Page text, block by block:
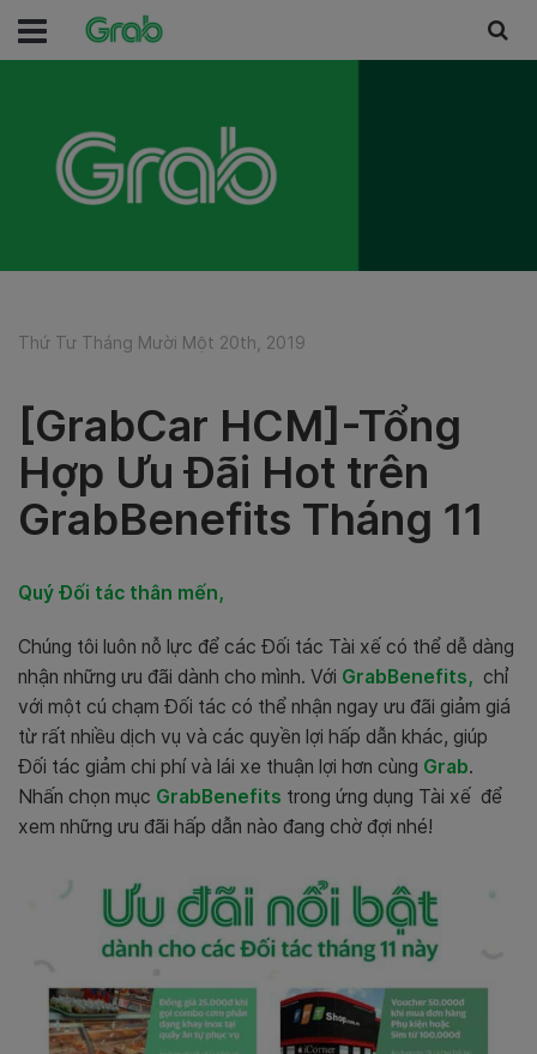
Thứ Tư Tháng Mười Một 20th, 2019
[GrabCar HCM]-Tổng
Hợp Ưu Đãi Hot trên
GrabBenefits Tháng 11
Quý Đối tác thân mến,
Chúng tôi luôn nỗ lực để các Đối tác Tài xế có thể dễ dàng
nhận những ưu đãi dành cho mình. Với GrabBenefits, chỉ
với một cú chạm Đối tác có thể nhận ngay ưu đãi giảm giá
từ rất nhiều dịch vụ và các quyền lợi hấp dẫn khác, giúp
Đối tác giảm chi phí và lái xe thuận lợi hơn cùng Grab.
Nhấn chọn mục GrabBenefits trong ứng dụng Tài xế để
xem những ưu đãi hấp dẫn nào đang chờ đợi nhé!